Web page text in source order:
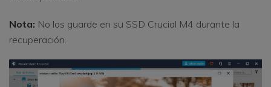
Nota: No los guarde en su SSD Crucial M4 durante la
recuperación.